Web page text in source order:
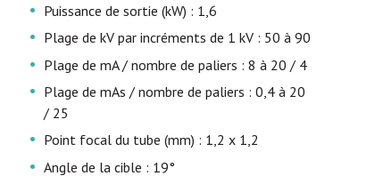
Puissance de sortie (kW) : 1,6
Plage de kV par incréments de 1 kV : 50 à 90
Plage de mA / nombre de paliers : 8 à 20 / 4
Plage de mAs / nombre de paliers : 0,4 à 20
/ 25
Point focal du tube (mm) : 1,2 x 1,2
Angle de la cible : 19°